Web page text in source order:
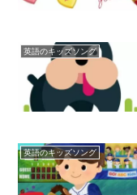
英語のキッズソング
英語のキッズソング